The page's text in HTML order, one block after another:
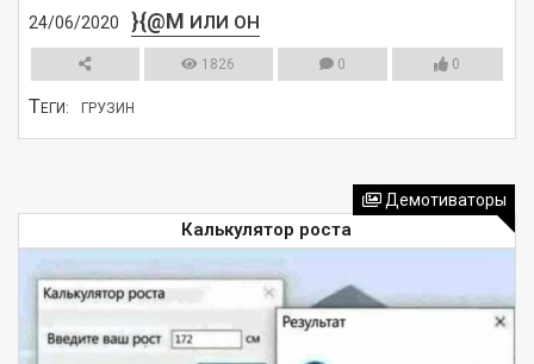
24/06/2020 }{@M ИЛИ ОН
1826 0 0
ТЕГИ: ГРУЗИН
Калькулятор роста
Демотиваторы